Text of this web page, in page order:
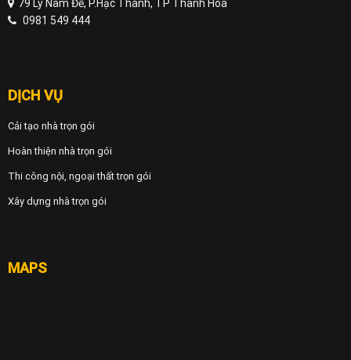
79 Lý Nam Đế, P.Hạc Thành, TP Thanh Hóa
0981 549 444
DỊCH VỤ
Cải tạo nhà trọn gói
Hoàn thiện nhà trọn gói
Thi công nội, ngoại thất trọn gói
Xây dựng nhà trọn gói
MAPS